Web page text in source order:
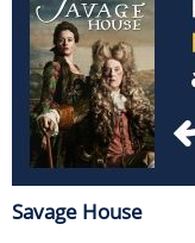
Savage House